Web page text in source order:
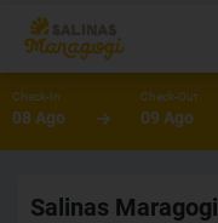
Check-In
08 Ago
Check-Out
09 Ago
Salinas